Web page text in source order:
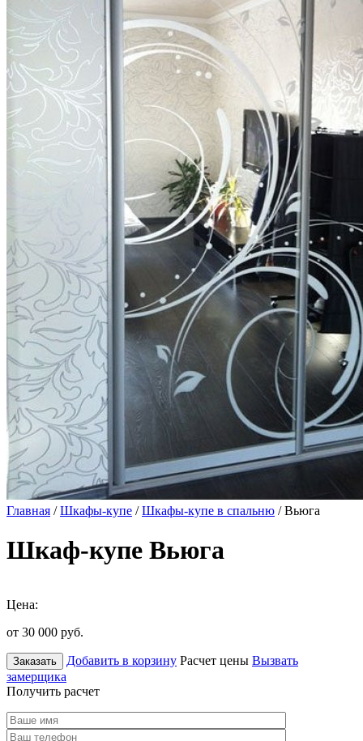
Главная /Шкафы-купе /Шкафы-купе в спальню / Вьюга
Шкаф-купе Вьюга
Цена:
от 30 000 руб.
Заказать Добавить в корзину Расчет цены Вызвать
замерщика
Получить расчет